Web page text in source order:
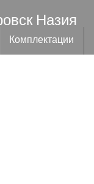
Назия
Комплектации